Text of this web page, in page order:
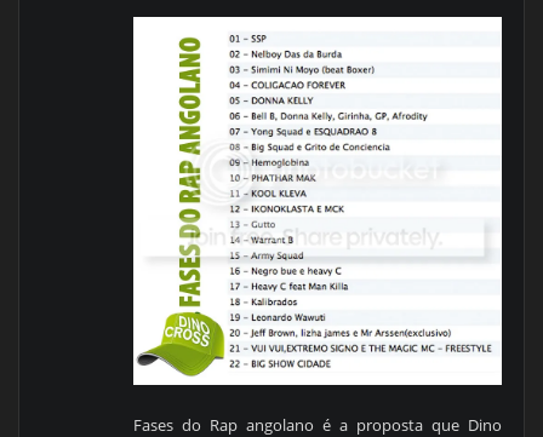
Fases do Rap angolano é a proposta que Dino